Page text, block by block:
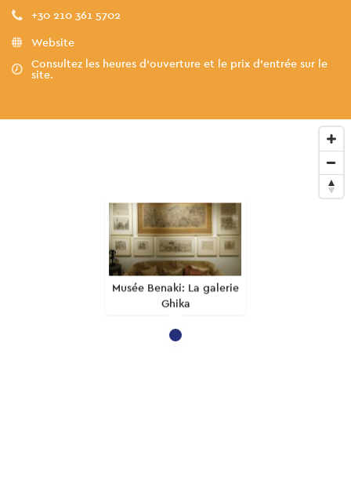
+30 210 361 5702
Website
Consultez les heures d'ouverture et le prix d'entrée sur le
site.
Musée Benaki: La galerie
Ghika